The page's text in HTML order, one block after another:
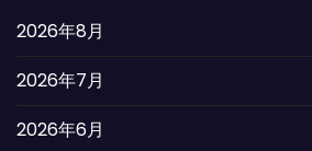
2026年8月
2026年7月
2026年6月